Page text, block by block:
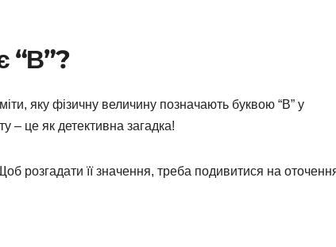
“В”?
яку фізичну величину позначають буквою “В” у
– це як детективна загадка!
розгадати її значення, треба подивитися на